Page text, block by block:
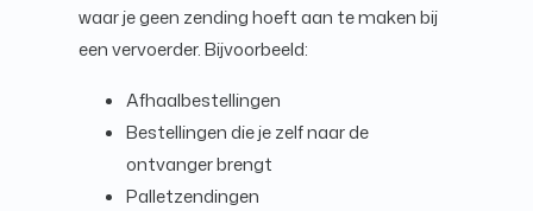
waar je geen zending hoeft aan te maken bij
een vervoerder. Bijvoorbeeld:
Afhaalbestellingen
Bestellingen die je zelf naar de
ontvanger brengt
Palletzendingen